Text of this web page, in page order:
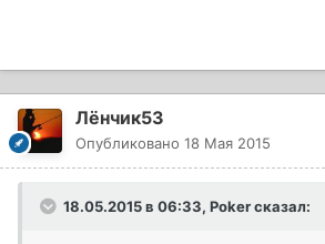
Лёнчик53
Опубликовано 18 Мая 2015
18.05.2015 в 06:33, Poker сказал: